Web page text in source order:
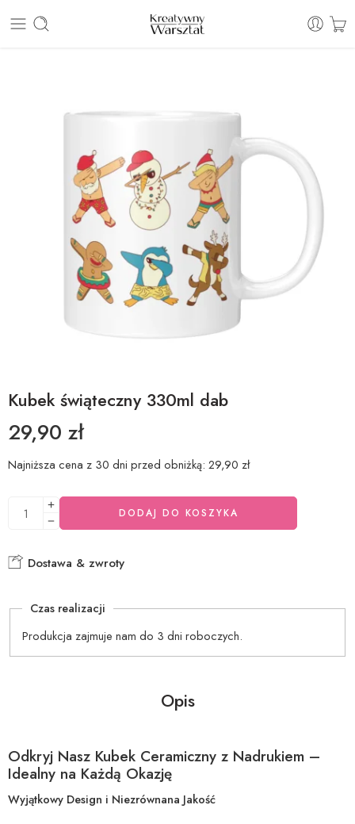
E: sklep@kreatywnywarsztat.pl | T: +48 530 933 786
Kubek świąteczny 330ml dab
29,90 zł
Najniższa cena z 30 dni przed obniżką: 29,90 zł
DODAJ DO KOSZYKA
Dostawa & zwroty
Czas realizacji
Produkcja zajmuje nam do 3 dni roboczych.
Opis
Odkryj Nasz Kubek Ceramiczny z Nadrukiem –
Idealny na Każdą Okazję
Wyjątkowy Design i Niezrównana Jakość